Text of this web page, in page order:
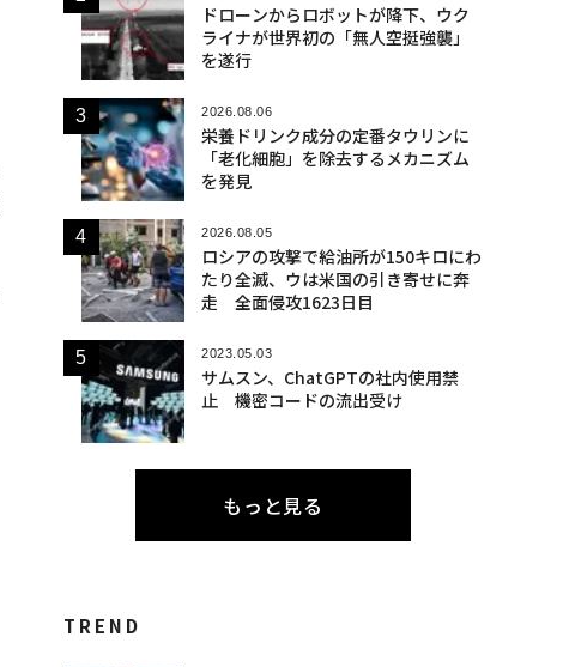
ドローンからロボットが降下、ウク
ライナが世界初の「無人空挺強襲」
を遂行
2026.08.06
栄養ドリンク成分の定番タウリンに
「老化細胞」を除去するメカニズム
を発見
2026.08.05
ロシアの攻撃で給油所が150キロにわ
たり全滅、ウは米国の引き寄せに奔
走 全面侵攻1623日目
2023.05.03
サムスン、ChatGPTの社内使用禁
止 機密コードの流出受け
もっと見る
TREND